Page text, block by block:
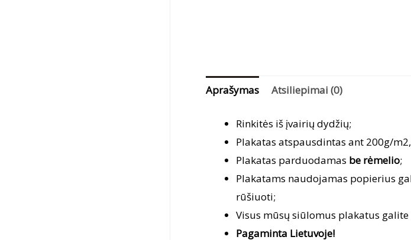
Aprašymas Atsiliepimai (0)
Rinkitės iš įvairių dydžių;
Plakatas atspausdintas ant 200g/
Plakatas parduodamas be rėmelio;
Plakatams naudojamas popierius
rūšiuoti;
Visus mūsų siūlomus plakatus
Pagaminta Lietuvoje!